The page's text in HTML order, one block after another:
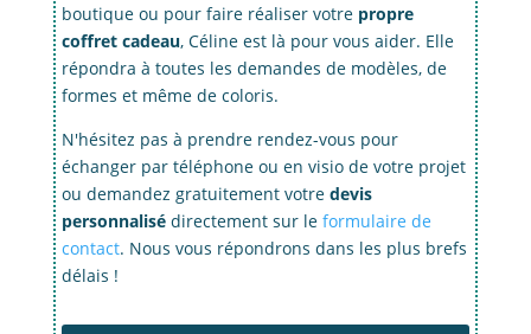
boutique ou pour faire réaliser votre propre
coffret cadeau, Céline est là pour vous aider. Elle
répondra à toutes les demandes de modèles, de
formes et même de coloris.
N'hésitez pas à prendre rendez-vous pour
échanger par téléphone ou en visio de votre projet
ou demandez gratuitement votre devis
personnalisédirectement sur le formulaire de
contact. Nous vous répondrons dans les plus brefs
délais !